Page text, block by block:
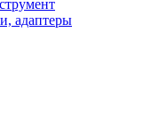
адаптеры